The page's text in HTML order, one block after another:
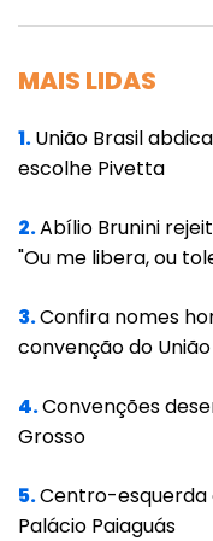
mal recebida
uma articulação
vamos
sim. A forma
uma artimanha,
Foi uma bola
Tebet (MDB-
do Senado.
admite mais
senadora Rose de
Enquete
MAIS LIDAS
1.União Brasil
escolhe Pivetta
2.Abílio Brunini
"Ou me libera, ou
3.Confira nomes
convenção do
4.Convenções
Grosso
5.Centro-esquerda
Palácio Paiaguás